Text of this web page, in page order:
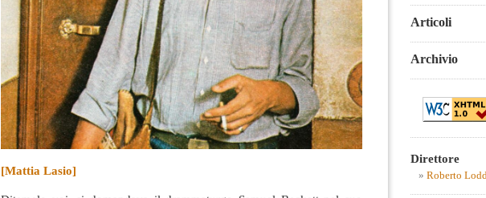
[Mattia Lasio]
Articoli
Archivio
Direttore
Roberto